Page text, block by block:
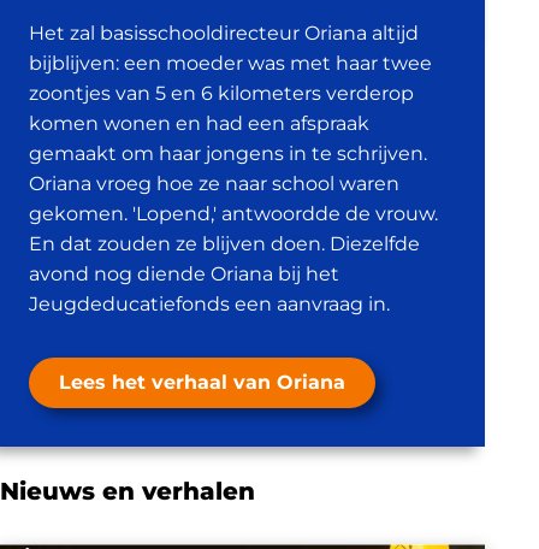
Het zal basisschooldirecteur Oriana altijd
bijblijven: een moeder was met haar twee
zoontjes van 5 en 6 kilometers verderop
komen wonen en had een afspraak
gemaakt om haar jongens in te schrijven.
Oriana vroeg hoe ze naar school waren
gekomen. 'Lopend,' antwoordde de vrouw.
En dat zouden ze blijven doen. Diezelfde
avond nog diende Oriana bij het
Jeugdeducatiefonds een aanvraag in.
Lees het verhaal van Oriana
Nieuws en verhalen